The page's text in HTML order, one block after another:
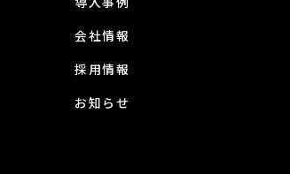
会社情報
採用情報
お知らせ